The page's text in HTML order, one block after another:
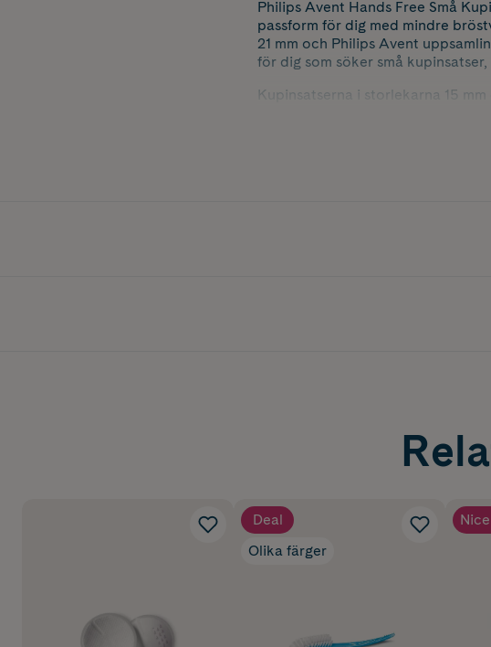
Philips Avent Hands Free Små
passform för dig med mindre
21 mm och Philips Avent
för dig som söker små
Kupinsatserna i storlekarna 15
Deal
Olika färger